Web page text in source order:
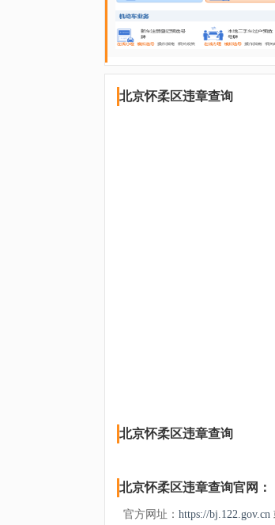
北京怀柔区违章查询
北京怀柔区违章查询
北京怀柔区违章查询官网：
官方网址： https://bj.122.gov.cn